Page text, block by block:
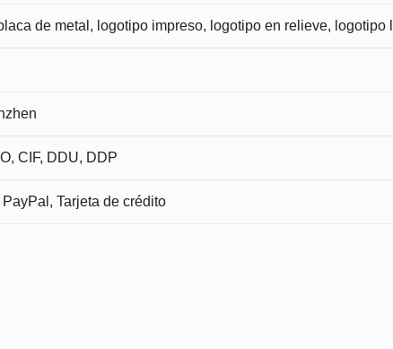
de metal, logotipo impreso, logotipo en relieve, logotipo
CIF, DDU, DDP
Tarjeta de crédito